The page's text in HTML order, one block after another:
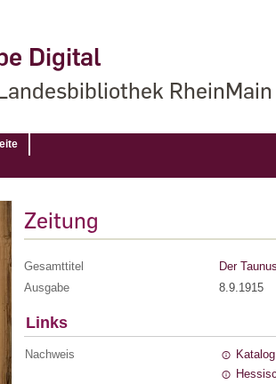
Digital
RheinMain
Zeitung
Gesamttitel
Der
Ausgabe
8.9.1915
Links
Nachweis